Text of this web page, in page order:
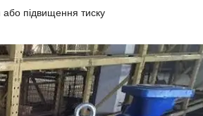
або підвищення тиску